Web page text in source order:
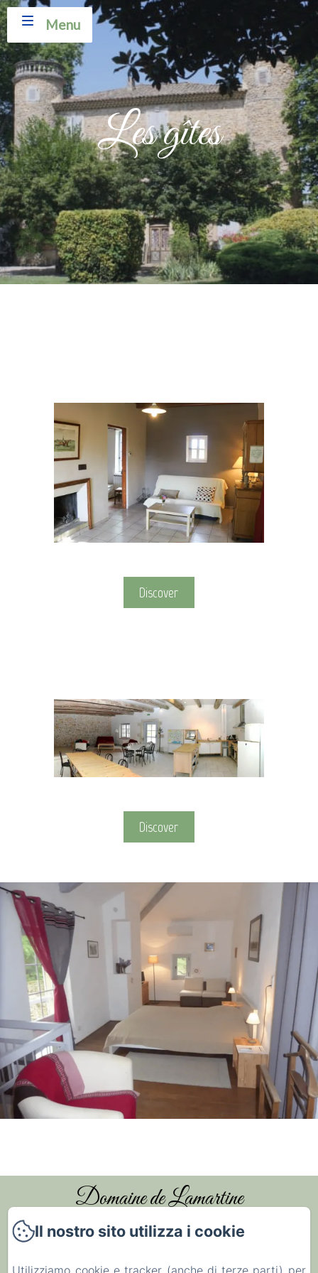
Menu
Les gîtes
Discover
Discover
Domaine de Lamartine
Il nostro sito utilizza i cookie
Utilizziamo cookie e tracker (anche di terze parti) per